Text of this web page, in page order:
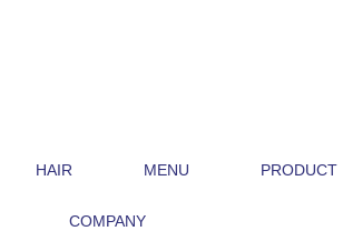
HAIR MENU PRODUCT
COMPANY